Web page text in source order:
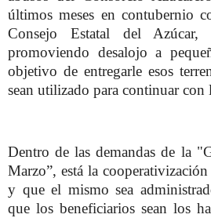
últimos meses en contubernio
Consejo Estatal del Azúcar,
promoviendo desalojo a
objetivo de entregarle esos
sean utilizado para continuar con
Dentro de las demandas de la
Marzo”, está la
y que el mismo sea
que los beneficiarios sean los